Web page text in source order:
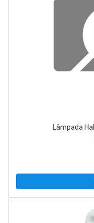
Lâmpada